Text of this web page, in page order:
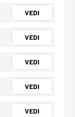
VEDI
VEDI
VEDI
VEDI
VEDI